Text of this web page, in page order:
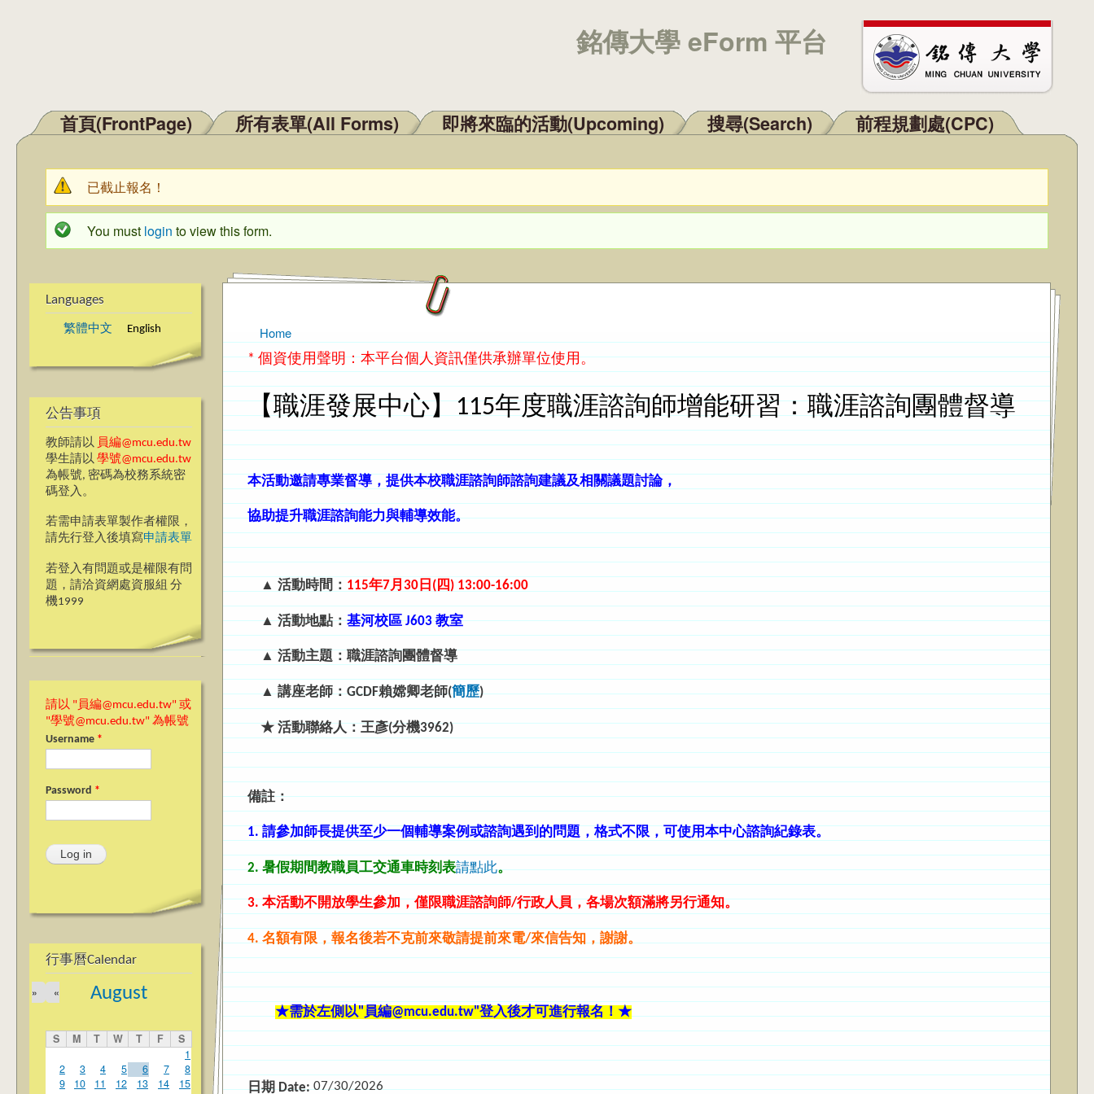
銘傳大學 eForm 平台
Main menu
首頁(FrontPage) 所有表單(All Forms) 即將來臨的活動(Upcoming) 搜尋(Search) 前程規劃處(CPC)
Warning message
已截止報名！
Status message
You must login to view this form.
Languages
繁體中文 English
公告事項
教師請以 員編@mcu.edu.tw
學生請以 學號@mcu.edu.tw
為帳號, 密碼為校務系統密
碼登入。
若需申請表單製作者權限，
請先行登入後填寫申請表單
若登入有問題或是權限有問
題，請洽資網處資服組 分
機1999
請以 "員編@mcu.edu.tw" 或
"學號@mcu.edu.tw" 為帳號
Username *
Password *
行事曆Calendar
August
«
»
S M T W T F
S
1
2
3 4 5 6 7
8
9
10 11 12 13 14
15
You are here
Home
* 個資使用聲明：本平台個人資訊僅供承辦單位使用。
【職涯發展中心】115年度職涯諮詢師增能研習：職涯諮詢團體督導
本活動邀請專業督導，提供本校職涯諮詢師諮詢建議及相關議題討論，
協助提升職涯諮詢能力與輔導效能。
▲ 活動時間： 115年7月30日(四) 13:00-16:00
▲ 活動地點：基河校區 J603教室
▲ 活動主題：職涯諮詢 團體督導
▲講座老師：GCDF賴嫦卿老師(簡歷)
★ 活動聯絡人：王彥(分機3962)
備註：
1. 請參加師長提供至少一個輔導案例或諮詢遇到的問題，格式不限，可使用本中心諮詢紀錄表。
2. 暑假期間教職員工交通車時刻表請點此。
3. 本活動不開放學生參加，僅限職涯諮詢師/行政人員，各場次額滿將另行通知。
4. 名額有限，報名後若不克前來敬請提前來電/來信告知，謝謝。
★需於左側以"員編@mcu.edu.tw"登入後才可進行報名 ！ ★
日期 Date:07/30/2026